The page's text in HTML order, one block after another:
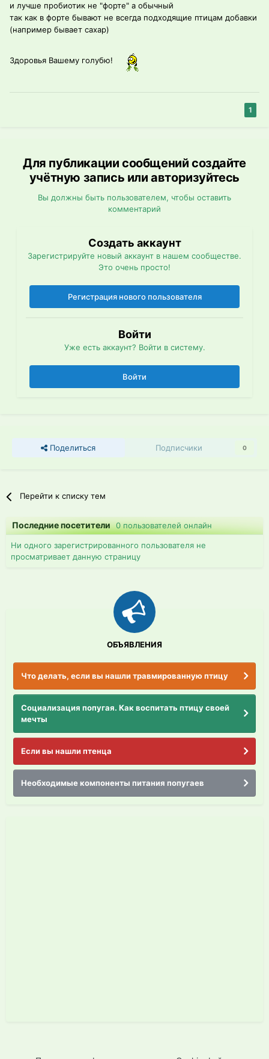
и лучше пробиотик не "форте" а обычный
так как в форте бывают не всегда подходящие птицам добавки
(например бывает сахар)
Здоровья Вашему голубю!
1
Для публикации сообщений создайте
учётную запись или авторизуйтесь
Вы должны быть пользователем, чтобы оставить
комментарий
Создать аккаунт
Зарегистрируйте новый аккаунт в нашем сообществе.
Это очень просто!
Регистрация нового пользователя
Войти
Уже есть аккаунт? Войти в систему.
Войти
Поделиться Подписчики 0
Перейти к списку тем
Последние посетители0 пользователей онлайн
Ни одного зарегистрированного пользователя не
просматривает данную страницу
ОБЪЯВЛЕНИЯ
Что делать, если вы нашли травмированную птицу
Социализация попугая. Как воспитать птицу своей
мечты
Если вы нашли птенца
Необходимые компоненты питания попугаев